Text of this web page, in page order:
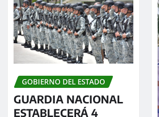
GOBIERNO DEL ESTADO
GUARDIA NACIONAL
ESTABLECERÁ 4